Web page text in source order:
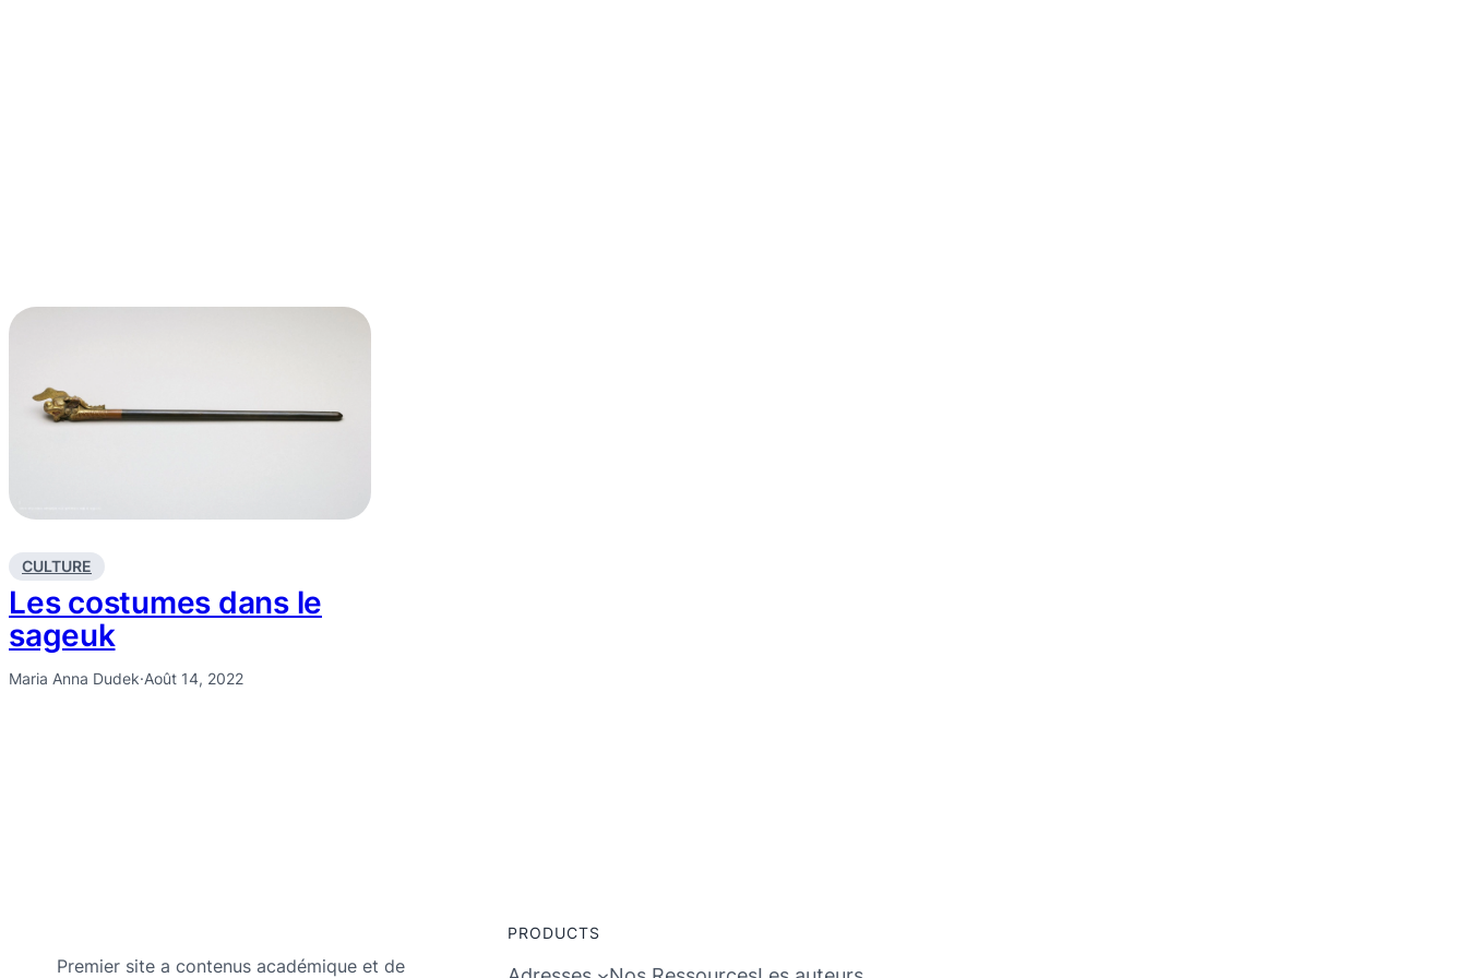
CULTURE
Les costumes dans le
sageuk
Maria Anna Dudek·Août 14, 2022
Premier site a contenus académique et de
PRODUCTS